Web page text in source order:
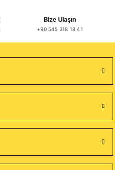
Bize Ulaşın
+90 545 318 18 41